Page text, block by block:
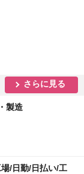
さらに見る
製造
/日勤/日払い/工